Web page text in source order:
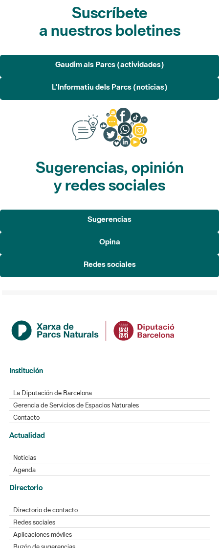
Suscríbete
a nuestros boletines
Gaudim als Parcs (actividades)
L'Informatiu dels Parcs (noticias)
Sugerencias, opinión
y redes sociales
Sugerencias
Opina
Redes sociales
Institución
La Diputación de Barcelona
Gerencia de Servicios de Espacios Naturales
Contacto
Actualidad
Noticias
Agenda
Directorio
Directorio de contacto
Redes sociales
Aplicaciones móviles